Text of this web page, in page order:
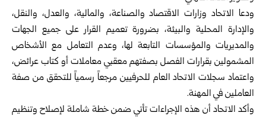
ودعا الاتحاد وزارات الاقتصاد والصناعة، والمالية، والعدل، والنقل،
والإدارة المحلية والبيئة، بضرورة تعميم القرار على جميع الجهات
والمديريات والمؤسسات التابعة لها، وعدم التعامل مع الأشخاص
المشمولين بقرارات الفصل بصفتهم معقبي معاملات أو كتاب عرائض،
واعتماد سجلات الاتحاد العام للحرفيين مرجعاً رسمياً للتحقق من صفة
العاملين في المهنة.
وأكد الاتحاد أن هذه الإجراءات تأتي ضمن خطة شاملة لإصلاح وتنظيم